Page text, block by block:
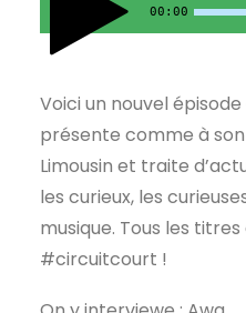
00:00
Voici un nouvel
présente comme à
Limousin et traite
les curieux, les
musique. Tous les
#circuitcourt !